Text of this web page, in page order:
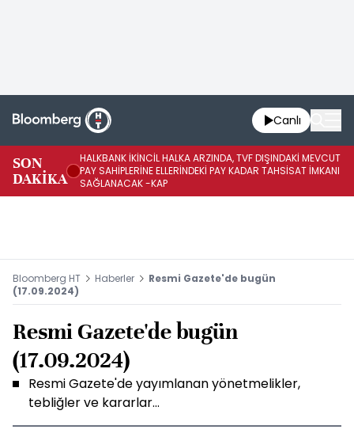
Canlı
SON
DAKİKA
HALKBANK İKİNCİL HALKA ARZINDA, TVF DIŞINDAKİ MEVCUT
PAY SAHİPLERİNE ELLERİNDEKİ PAY KADAR TAHSİSAT İMKANI
SAĞLANACAK -KAP
Bloomberg HT Haberler
Resmi Gazete'de bugün
(17.09.2024)
Resmi Gazete'de bugün
(17.09.2024)
Resmi Gazete'de yayımlanan yönetmelikler,
tebliğler ve kararlar...